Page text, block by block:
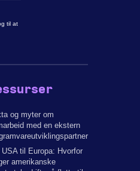
til at
og myter om
med en ekstern
USA til Europa: Hvorfor
amerikanske